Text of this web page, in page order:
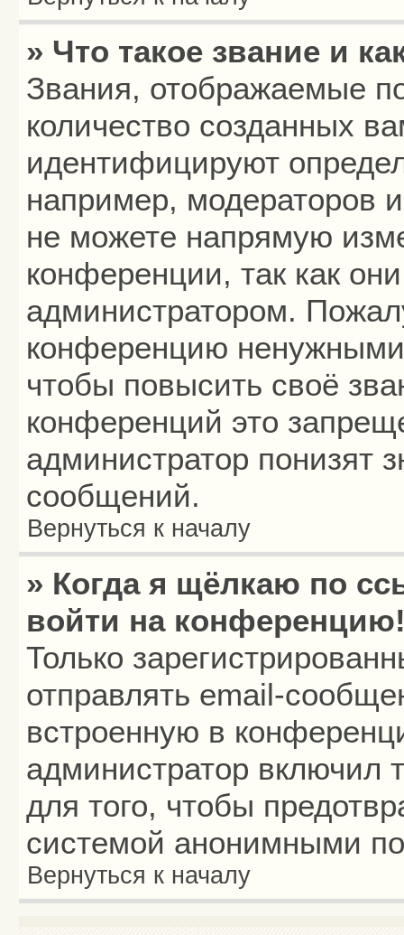
» Что такое звание и
Звания, отображаемые
количество созданных
идентифицируют
например, модераторов
не можете напрямую
конференции, так как
администратором.
конференцию
чтобы повысить своё
конференций это
администратор понизят
сообщений.
Вернуться к началу
» Когда я щёлкаю по
войти на
Только
отправлять email-
встроенную в
администратор включил
для того, чтобы
системой анонимными
Вернуться к началу